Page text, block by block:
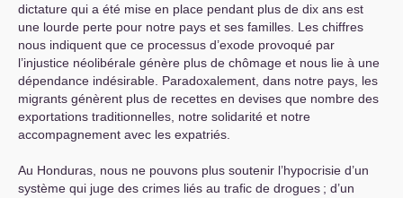
dictature qui a été mise en place pendant plus de dix ans est
une lourde perte pour notre pays et ses familles. Les chiffres
nous indiquent que ce processus d’exode provoqué par
l’injustice néolibérale génère plus de chômage et nous lie à une
dépendance indésirable. Paradoxalement, dans notre pays, les
migrants génèrent plus de recettes en devises que nombre des
exportations traditionnelles, notre solidarité et notre
accompagnement avec les expatriés.
Au Honduras, nous ne pouvons plus soutenir l’hypocrisie d’un
système qui juge des crimes liés au trafic de drogues ; d’un